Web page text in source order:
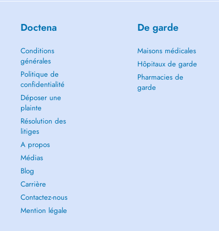
Doctena
Conditions
générales
Politique de
confidentialité
Déposer une
plainte
Résolution des
litiges
A propos
Médias
Blog
Carrière
Contactez-nous
Mention légale
De garde
Maisons médicales
Hôpitaux de garde
Pharmacies de
garde